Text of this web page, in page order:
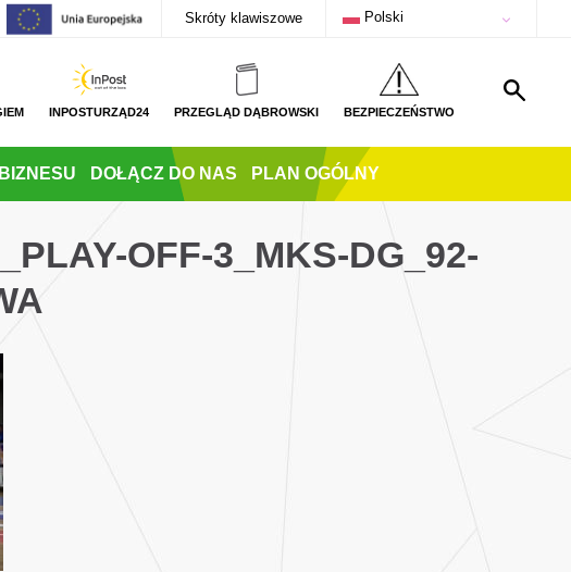
Skróty klawiszowe Polski
INPOSTURZĄD24 PRZEGLĄD DĄBROWSKI BEZPIECZEŃSTWO
DOŁĄCZ DO NAS PLAN OGÓLNY
OFF-3_MKS-DG_92-